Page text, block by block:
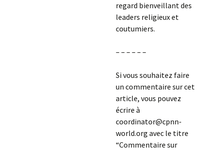
regard bienveillant des
leaders religieux et
coutumiers.
– – – – – –
Si vous souhaitez faire
un commentaire sur cet
article, vous pouvez
écrire à
coordinator@cpnn-
world.org avec le titre
“Commentaire sur